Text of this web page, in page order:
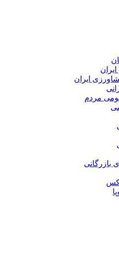
ایران
مردم
بازرگانی